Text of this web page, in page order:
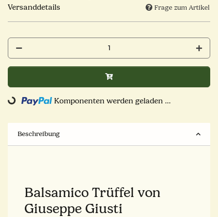
Versanddetails
Frage zum Artikel
Loading... Komponenten werden geladen ...
Beschreibung
Balsamico Trüffel von
Giuseppe Giusti